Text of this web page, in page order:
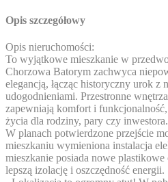
Opis szczegółowy
Opis nieruchomości:
To wyjątkowe mieszkanie w
Chorzowa Batorym zachwyca
elegancją, łącząc historyczny urok z
udogodnieniami. Przestronne
zapewniają komfort i
życia dla rodziny, pary czy inwestora.
W planach potwierdzone przejście
mieszkaniu wymieniona instalacja
mieszkanie posiada nowe plastikowe
lepszą izolację i oszczędność energii.